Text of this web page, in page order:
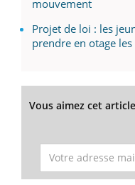
mouvement
Projet de loi : les
prendre en otage
Vous aimez cet